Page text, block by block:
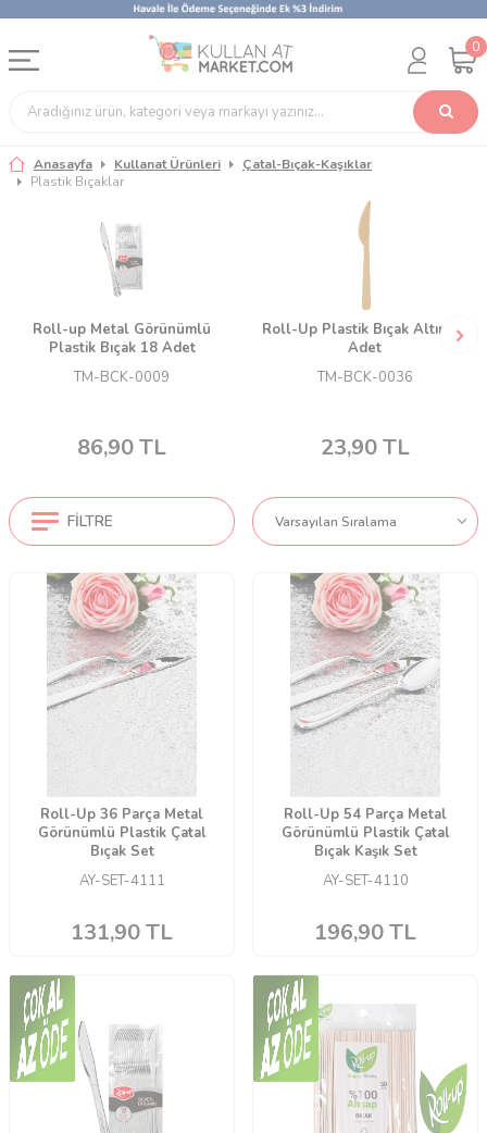
0
Anasayfa Kullanat Ürünleri
Çatal-Bıçak-Kaşıklar
Plastik Bıçaklar
Roll-up Metal Görünümlü
Plastik Bıçak 18 Adet
TM-BCK-0009
86,90TL
Roll-Up Plastik Bıçak Altın 25
Adet
TM-BCK-0036
23,90TL
FILTRE
Roll-Up 36 Parça Metal
Görünümlü Plastik Çatal
Bıçak Set
AY-SET-4111
131,90TL
Roll-Up 54 Parça Metal
Görünümlü Plastik Çatal
Bıçak Kaşık Set
AY-SET-4110
196,90TL